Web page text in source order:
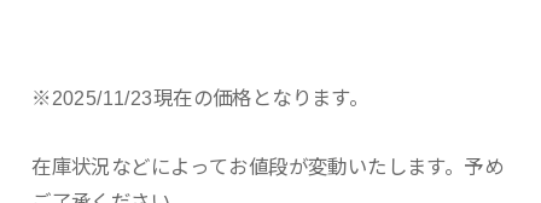
※2025/11/23現在の価格となります。
在庫状況などによってお値段が変動いたします。予め